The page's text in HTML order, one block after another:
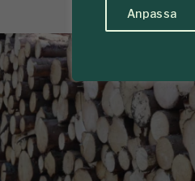
Anpassa